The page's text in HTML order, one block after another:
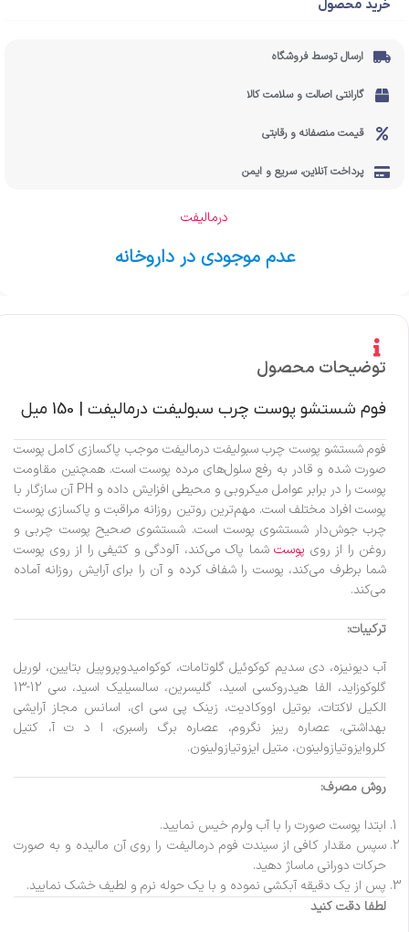
خرید محصول
ارسال توسط فروشگاه
گارانتی اصالت و سلامت کالا
قیمت منصفانه و رقابتی
پرداخت آنلاین، سریع و ایمن
درمالیفت
عدم موجودی در داروخانه
توضیحات محصول
فوم شستشو پوست چرب سبولیفت درمالیفت | 150 میل
فوم شستشو پوست چرب سبولیفت درمالیفت موجب پاکسازی کامل پوست
صورت شده و قادر به رفع سلول‌های مرده پوست است. همچنین مقاومت
پوست را در برابر عوامل میکروبی و محیطی افزایش داده و PH آن سازگار با
پوست افراد مختلف است. مهم‌ترین روتین روزانه مراقبت و پاکسازی پوست
چرب جوش‌دار شستشوی پوست است. شستشوی صحیح پوست چربی و
روغن را از روی پوست شما پاک می‌کند، آلودگی و کثیفی را از روی پوست
شما برطرف می‌کند، پوست را شفاف کرده و آن را برای آرایش روزانه آماده
می‌کند.
ترکیبات:
آب دیونیزه، دی سدیم کوکوئیل گلوتامات، کوکوامیدوپروپیل بتایین، لوریل
گلوکوزاید، الفا هیدروکسی اسید، گلیسرین، سالسیلیک اسید، سی 12-13
الکیل لاکتات، بوتیل اووکادیت، زینک پی سی ای، اسانس مجاز آرایشی
بهداشتی، عصاره ریبز نگروم، عصاره برگ راسبری، ا د ت آ، کتیل
کلروایزوتیازولینون، متیل ایزوتیازولینون.
روش مصرف:
ابتدا پوست صورت را با آب ولرم خیس نمایید.
سپس مقدار کافی از سیندت فوم درمالیفت را روی آن مالیده و به صورت
حرکات دورانی ماساژ دهید.
پس از یک دقیقه آبکشی نموده و با یک حوله نرم و لطیف خشک نمایید.
لطفا دقت کنید